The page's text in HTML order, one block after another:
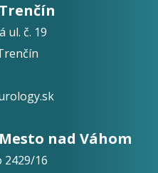
ul. č. 19
nad Váhom
2429/16